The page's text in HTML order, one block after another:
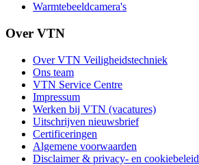
Warmtebeeldcamera's
Over VTN
Over VTN Veiligheidstechniek
Ons team
VTN Service Centre
Impressum
Werken bij VTN (vacatures)
Uitschrijven nieuwsbrief
Certificeringen
Algemene voorwaarden
Disclaimer & privacy- en cookiebeleid